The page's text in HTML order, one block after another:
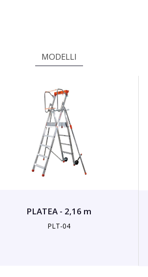
MODELLI
PLATEA - 2,16 m
PLT-04